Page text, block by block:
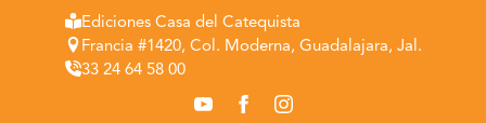
Ediciones Casa del Catequista
Francia #1420, Col. Moderna, Guadalajara, Jal.
33 24 64 58 00